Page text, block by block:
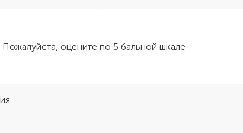
Пожалуйста, оцените по 5 бальной шкале